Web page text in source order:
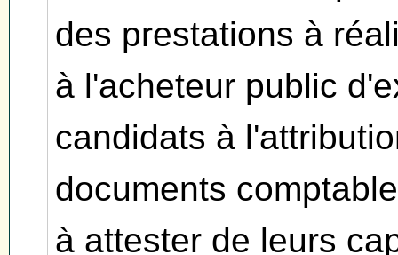
des prestations à
à l'acheteur public
candidats à
documents
à attester de leurs